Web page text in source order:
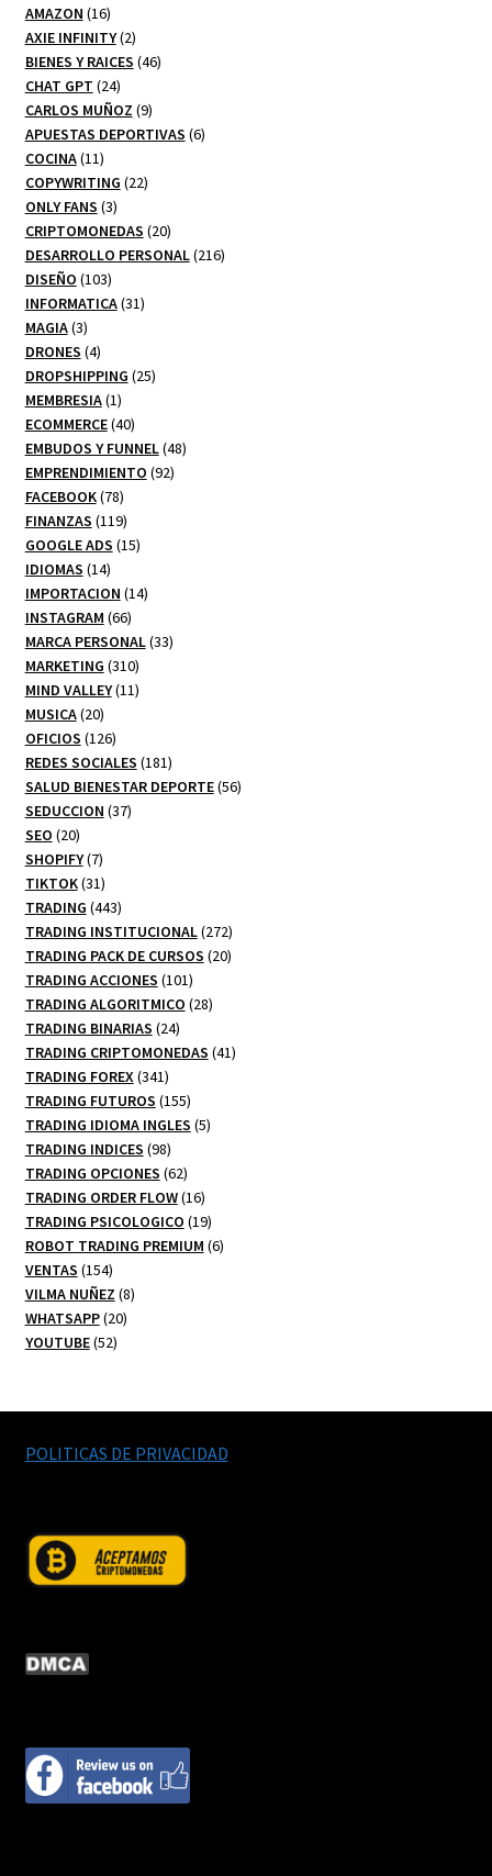
AMAZON 1616
productos
AXIE INFINITY 22
productos
BIENES Y RAICES 4646
CHAT GPT 2424
productos
CARLOS MUÑOZ 99
productos
APUESTAS DEPORTIVAS 66
COCINA 1111
productos
COPYWRITING 2222
ONLY FANS 33
productos
CRIPTOMONEDAS 2020
productos
DESARROLLO PERSONAL 216216
DISEÑO 103103
productos
INFORMATICA 3131
MAGIA 33
productos
DRONES 44
productos
DROPSHIPPING 2525
MEMBRESIA 11
producto
ECOMMERCE 4040
productos
EMBUDOS Y FUNNEL 4848
EMPRENDIMIENTO 9292
FACEBOOK 7878
productos
FINANZAS 119119
productos
GOOGLE ADS 1515
IDIOMAS 1414
productos
IMPORTACION 1414
INSTAGRAM 6666
productos
MARCA PERSONAL 3333
MARKETING 310310
productos
MIND VALLEY 1111
MUSICA 2020
productos
OFICIOS 126126
productos
REDES SOCIALES 181181
productos
SALUD BIENESTAR DEPORTE 5656
SEDUCCION 3737
SEO 2020
productos
SHOPIFY 77
productos
TIKTOK 3131
productos
TRADING 443443
productos
TRADING INSTITUCIONAL 272272
productos
TRADING PACK DE CURSOS 2020
TRADING ACCIONES 101101
productos
TRADING ALGORITMICO 2828
TRADING BINARIAS 2424
productos
TRADING CRIPTOMONEDAS 4141
TRADING FOREX 341341
productos
TRADING FUTUROS 155155
productos
TRADING IDIOMA INGLES 55
TRADING INDICES 9898
productos
TRADING OPCIONES 6262
productos
TRADING ORDER FLOW 1616
productos
TRADING PSICOLOGICO 1919
productos
ROBOT TRADING PREMIUM 66
VENTAS 154154
productos
VILMA NUÑEZ 88
WHATSAPP 2020
YOUTUBE 5252
POLITICAS DE PRIVACIDAD